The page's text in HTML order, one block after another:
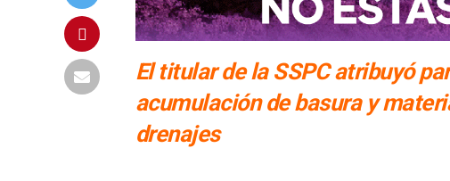
El titular de la SSPC atribuyó
acumulación de basura y
drenajes